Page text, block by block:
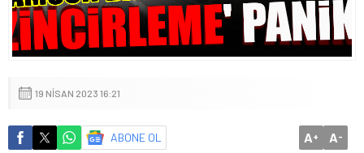
19 NISAN 2023 16:21
ABONE OL A+ A-